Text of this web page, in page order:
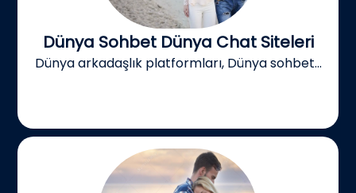
Dünya Sohbet Dünya Chat Siteleri
Dünya arkadaşlık platformları, Dünya sohbet...